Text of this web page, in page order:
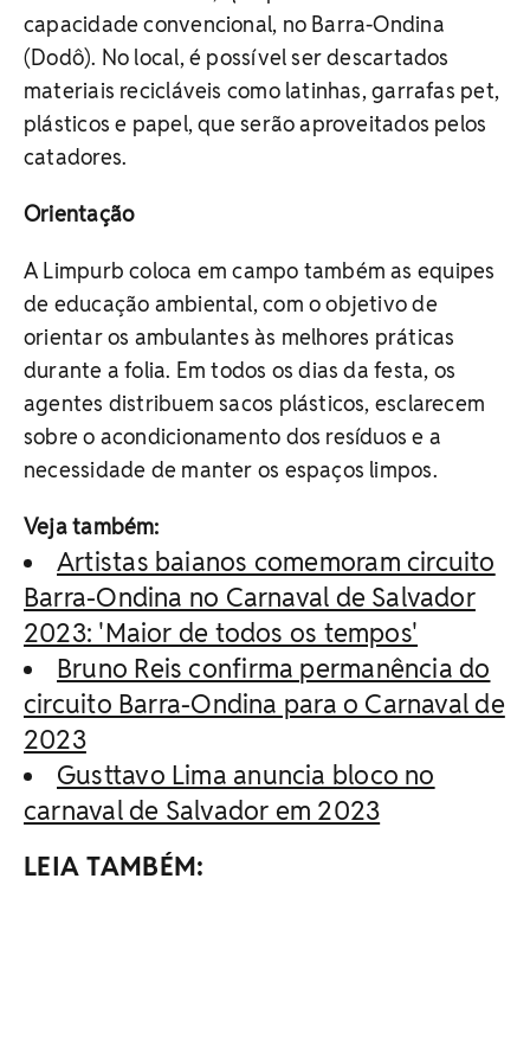
capacidade convencional, no Barra-Ondina
(Dodô). No local, é possível ser descartados
materiais recicláveis como latinhas, garrafas pet,
plásticos e papel, que serão aproveitados pelos
catadores.
Orientação
A Limpurb coloca em campo também as equipes
de educação ambiental, com o objetivo de
orientar os ambulantes às melhores práticas
durante a folia. Em todos os dias da festa, os
agentes distribuem sacos plásticos, esclarecem
sobre o acondicionamento dos resíduos e a
necessidade de manter os espaços limpos.
Veja também:
Artistas baianos comemoram circuito
Barra-Ondina no Carnaval de Salvador
2023: 'Maior de todos os tempos'
Bruno Reis confirma permanência do
circuito Barra-Ondina para o Carnaval de
2023
Gusttavo Lima anuncia bloco no
carnaval de Salvador em 2023
LEIA TAMBÉM: